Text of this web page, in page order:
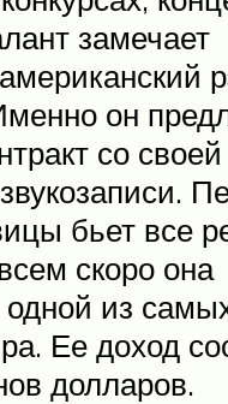
замечает
он
со своей
бьет все
скоро она
одной из
Ее доход
долларов.